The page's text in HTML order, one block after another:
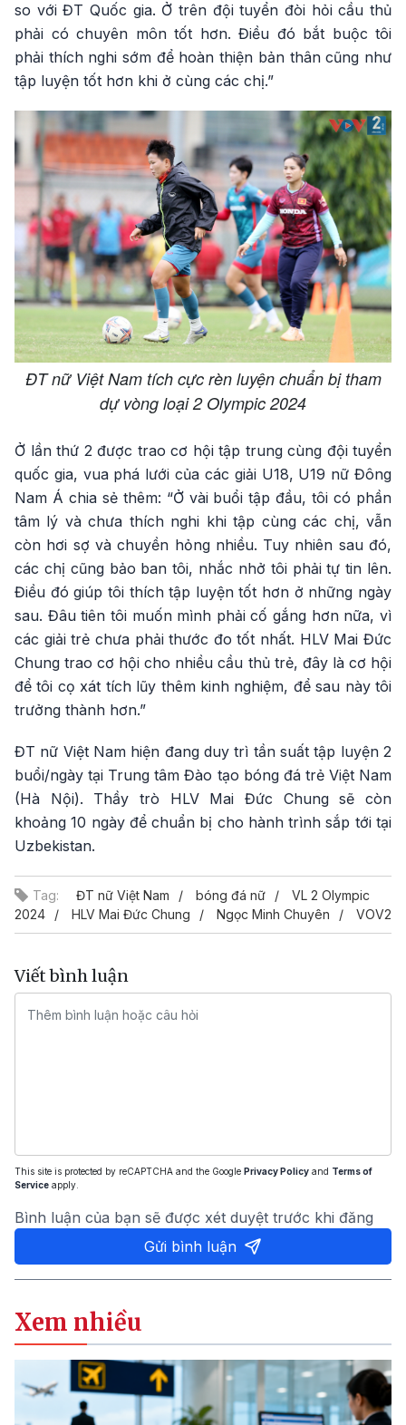
so với ĐT Quốc gia. Ở trên đội tuyển đòi hỏi cầu thủ
phải có chuyên môn tốt hơn. Điều đó bắt buộc tôi
phải thích nghi sớm để hoàn thiện bản thân cũng như
tập luyện tốt hơn khi ở cùng các chị.”
ĐT nữ Việt Nam tích cực rèn luyện chuẩn bị tham
dự vòng loại 2 Olympic 2024
Ở lần thứ 2 được trao cơ hội tập trung cùng đội tuyển
quốc gia, vua phá lưới của các giải U18, U19 nữ Đông
Nam Á chia sẻ thêm: “Ở vài buổi tập đầu, tôi có phần
tâm lý và chưa thích nghi khi tập cùng các chị, vẫn
còn hơi sợ và chuyền hỏng nhiều. Tuy nhiên sau đó,
các chị cũng bảo ban tôi, nhắc nhở tôi phải tự tin lên.
Điều đó giúp tôi thích tập luyện tốt hơn ở những ngày
sau. Đâu tiên tôi muốn mình phải cố gắng hơn nữa, vì
các giải trẻ chưa phải thước đo tốt nhất. HLV Mai Đức
Chung trao cơ hội cho nhiều cầu thủ trẻ, đây là cơ hội
để tôi cọ xát tích lũy thêm kinh nghiệm, để sau này tôi
trưởng thành hơn.”
ĐT nữ Việt Nam hiện đang duy trì tần suất tập luyện 2
buổi/ngày tại Trung tâm Đào tạo bóng đá trẻ Việt Nam
(Hà Nội). Thầy trò HLV Mai Đức Chung sẽ còn
khoảng 10 ngày để chuẩn bị cho hành trình sắp tới tại
Uzbekistan.
Tag: ĐT nữ Việt Nam bóng đá nữ
VL 2 Olympic
2024
HLV Mai Đức Chung Ngọc Minh Chuyên VOV2
Viết bình luận
This site is protected by reCAPTCHA and the Google Privacy Policy and Terms of
Service apply.
Bình luận của bạn sẽ được xét duyệt trước khi đăng
Gửi bình luận
Xem nhiều